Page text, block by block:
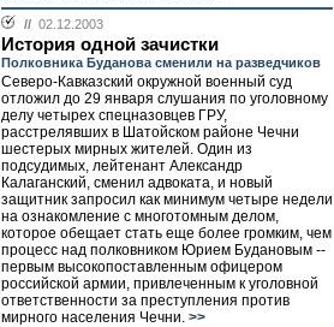
// 02.12.2003
История одной зачистки
Полковника Буданова сменили на разведчиков
Северо-Кавказский окружной военный суд
отложил до 29 января слушания по уголовному
делу четырех спецназовцев ГРУ,
расстрелявших в Шатойском районе Чечни
шестерых мирных жителей. Один из
подсудимых, лейтенант Александр
Калаганский, сменил адвоката, и новый
защитник запросил как минимум четыре недели
на ознакомление с многотомным делом,
которое обещает стать еще более громким, чем
процесс над полковником Юрием Будановым --
первым высокопоставленным офицером
российской армии, привлеченным к уголовной
ответственности за преступления против
мирного населения Чечни. >>